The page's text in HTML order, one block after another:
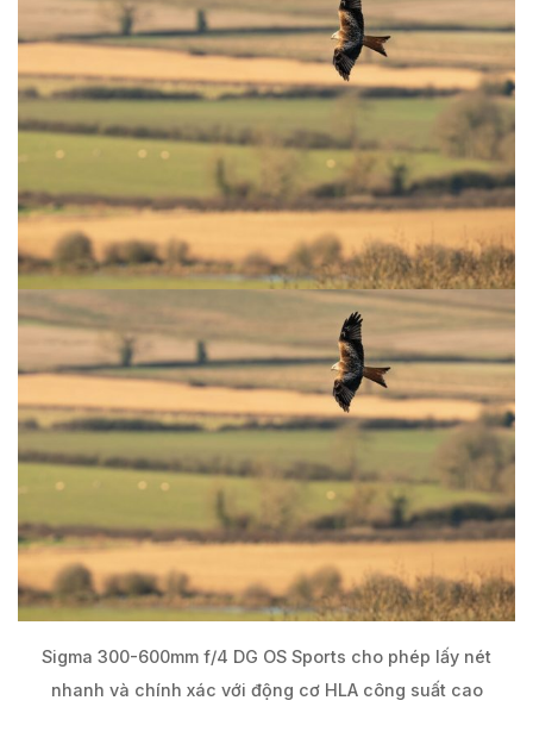
Sigma 300-600mm f/4 DG OS Sports cho phép lấy nét
nhanh và chính xác với động cơ HLA công suất cao